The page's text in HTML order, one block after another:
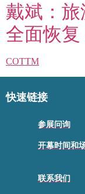
戴斌：
全面恢复
COTTM
快速链接
参展问询
开幕时间和
联系我们